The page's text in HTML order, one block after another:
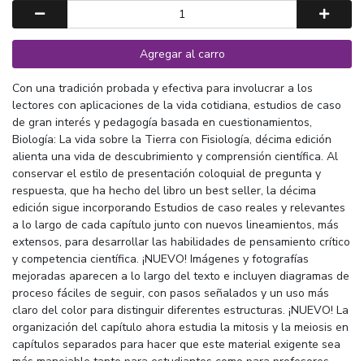
Agregar al carro
Con una tradición probada y efectiva para involucrar a los
lectores con aplicaciones de la vida cotidiana, estudios de caso
de gran interés y pedagogía basada en cuestionamientos,
Biología: La vida sobre la Tierra con Fisiología, décima edición
alienta una vida de descubrimiento y comprensión científica. Al
conservar el estilo de presentación coloquial de pregunta y
respuesta, que ha hecho del libro un best seller, la décima
edición sigue incorporando Estudios de caso reales y relevantes
a lo largo de cada capítulo junto con nuevos lineamientos, más
extensos, para desarrollar las habilidades de pensamiento crítico
y competencia científica. ¡NUEVO! Imágenes y fotografías
mejoradas aparecen a lo largo del texto e incluyen diagramas de
proceso fáciles de seguir, con pasos señalados y un uso más
claro del color para distinguir diferentes estructuras. ¡NUEVO! La
organización del capítulo ahora estudia la mitosis y la meiosis en
capítulos separados para hacer que este material exigente sea